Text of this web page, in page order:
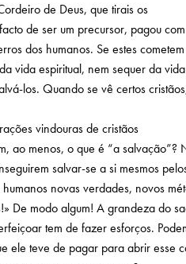
de Deus, que tirais os
de ser um precursor, pagou
dos humanos. Se estes
vida espiritual, nem sequer da
los. Quando se vê certos
vindouras de cristãos
ao menos, o que é “a
salvar-se a si mesmos
novas verdades, novos
De modo algum! A grandeza do
tem de fazer esforços.
ele teve de pagar para abrir